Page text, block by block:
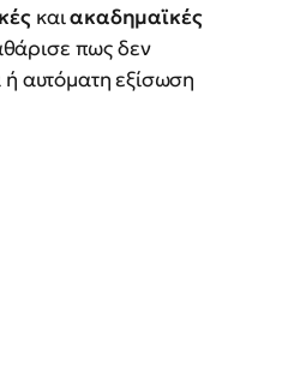
καιακαδημαϊκές
πως δεν
ή αυτόματη εξίσωση